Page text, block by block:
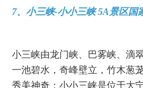
7、小三峡-小小三峡 5A景区国
小三峡由龙门峡、巴雾峡、滴
一池碧水，奇峰壁立，竹木葱
秀美神奇；小小三峡是位于大